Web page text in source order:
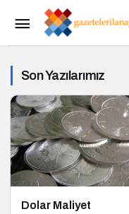
Son Yazılarımız
Dolar Maliyet